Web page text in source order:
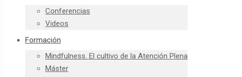
Conferencias
Videos
Formación
Mindfulness. El cultivo de la Atención Plena
Máster